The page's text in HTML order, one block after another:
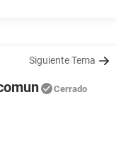
Siguiente Tema
Cerrado